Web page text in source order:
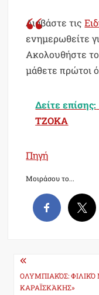
Διαβάστε τις
ενημερωθείτε
Ακολουθήστε το
μάθετε πρώτοι
Δείτε επίσης:
ΤΖΟΚΑ
Πηγή
Μοιράσου το...
Post
navigation
ΟΛΥΜΠΙΑΚΌΣ:
ΚΑΡΑΪΣΚΆΚΗΣ»